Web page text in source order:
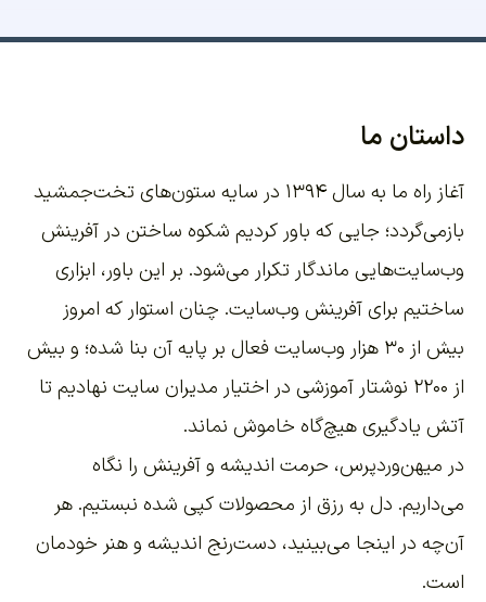
داستان ما
آغاز راه ما به سال ۱۳۹۴ در سایه ستون‌های تخت‌جمشید
بازمی‌گردد؛ جایی که باور کردیم شکوه ساختن در آفرینش
وب‌سایت‌هایی ماندگار تکرار می‌شود. بر این باور، ابزاری
ساختیم برای آفرینش وب‌سایت. چنان استوار که امروز
بیش از ۳۰ هزار وب‌سایت فعال بر پایه آن بنا شده؛ و بیش
از ۲۲۰۰
نوشتار آموزشی در اختیار مدیران سایت نهادیم تا
آتش یادگیری هیچ‌گاه خاموش نماند.
در میهن‌وردپرس، حرمت اندیشه و آفرینش را نگاه
می‌داریم. دل به رزق از محصولات کپی شده نبستیم. هر
آن‌چه در اینجا می‌بینید، دست‌رنج اندیشه و هنر خودمان
است.